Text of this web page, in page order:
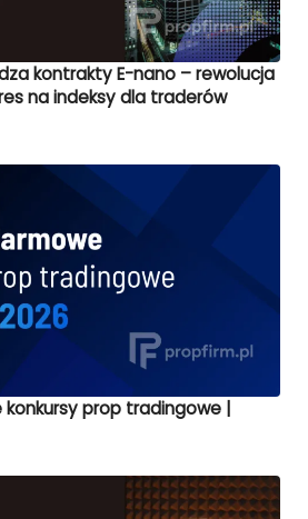
kontrakty E-nano – rewolucja
na indeksy dla traderów
prop tradingowe |